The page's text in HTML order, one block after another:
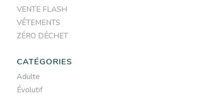
VENTE FLASH
VÊTEMENTS
ZÉRO DÉCHET
CATÉGORIES
Adulte
Évolutif